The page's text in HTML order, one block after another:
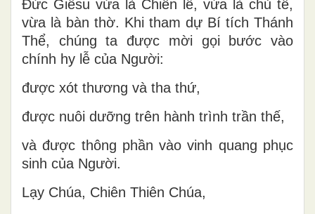
Đức Giêsu vừa là Chiên lễ, vừa là chủ tế,
vừa là bàn thờ. Khi tham dự Bí tích Thánh
Thể, chúng ta được mời gọi bước vào
chính hy lễ của Người:
được xót thương và tha thứ,
được nuôi dưỡng trên hành trình trần thế,
và được thông phần vào vinh quang phục
sinh của Người.
Lạy Chúa, Chiên Thiên Chúa,